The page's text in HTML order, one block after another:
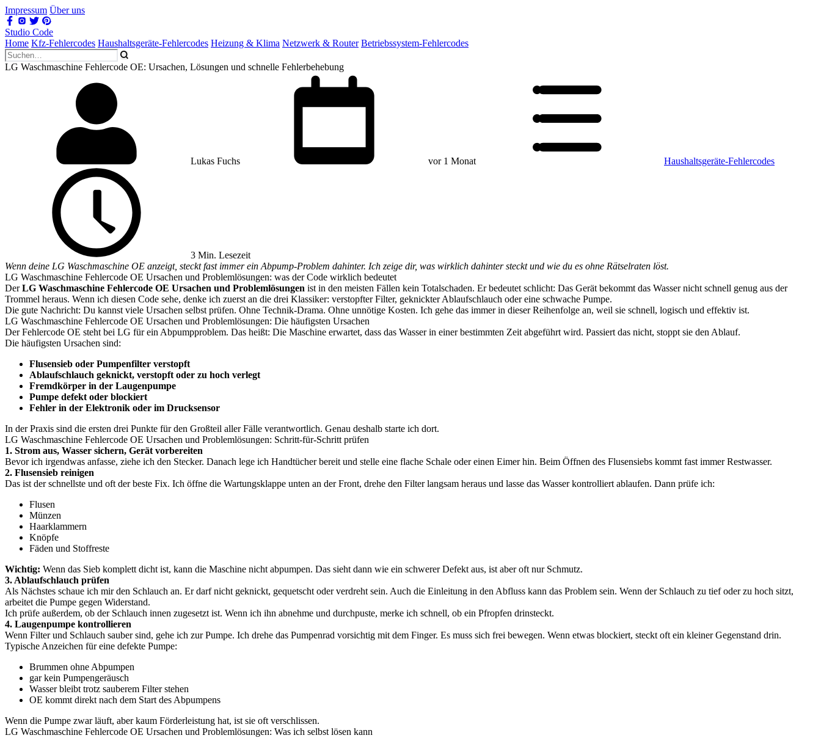
Impressum Über uns
Studio Code
Home Kfz-Fehlercodes Haushaltsgeräte-Fehlercodes Heizung & Klima Netzwerk & Router Betriebssystem-Fehlercodes
LG Waschmaschine Fehlercode OE: Ursachen, Lösungen und schnelle Fehlerbehebung
Lukas Fuchs vor 1 Monat Haushaltsgeräte-Fehlercodes
3 Min. Lesezeit
Wenn deine LG Waschmaschine OE anzeigt, steckt fast immer ein Abpump-Problem dahinter. Ich zeige dir, was wirklich dahinter steckt und wie du es ohne Rätselraten löst.
LG Waschmaschine Fehlercode OE Ursachen und Problemlösungen: was der Code wirklich bedeutet
DerLG Waschmaschine Fehlercode OE Ursachen und Problemlösungen ist in den meisten Fällen kein Totalschaden. Er bedeutet schlicht: Das Gerät bekommt das Wasser nicht schnell genug aus der
Trommel heraus. Wenn ich diesen Code sehe, denke ich zuerst an die drei Klassiker: verstopfter Filter, geknickter Ablaufschlauch oder eine schwache Pumpe.
Die gute Nachricht: Du kannst viele Ursachen selbst prüfen. Ohne Technik-Drama. Ohne unnötige Kosten. Ich gehe das immer in dieser Reihenfolge an, weil sie schnell, logisch und effektiv ist.
LG Waschmaschine Fehlercode OE Ursachen und Problemlösungen: Die häufigsten Ursachen
Der Fehlercode OE steht bei LG für ein Abpumpproblem. Das heißt: Die Maschine erwartet, dass das Wasser in einer bestimmten Zeit abgeführt wird. Passiert das nicht, stoppt sie den Ablauf.
Die häufigsten Ursachen sind:
Flusensieb oder Pumpenfilter verstopft
Ablaufschlauch geknickt, verstopft oder zu hoch verlegt
Fremdkörper in der Laugenpumpe
Pumpe defekt oder blockiert
Fehler in der Elektronik oder im Drucksensor
In der Praxis sind die ersten drei Punkte für den Großteil aller Fälle verantwortlich. Genau deshalb starte ich dort.
LG Waschmaschine Fehlercode OE Ursachen und Problemlösungen: Schritt-für-Schritt prüfen
1. Strom aus, Wasser sichern, Gerät vorbereiten
Bevor ich irgendwas anfasse, ziehe ich den Stecker. Danach lege ich Handtücher bereit und stelle eine flache Schale oder einen Eimer hin. Beim Öffnen des Flusensiebs kommt fast immer Restwasser.
2. Flusensieb reinigen
Das ist der schnellste und oft der beste Fix. Ich öffne die Wartungsklappe unten an der Front, drehe den Filter langsam heraus und lasse das Wasser kontrolliert ablaufen. Dann prüfe ich:
Flusen
Münzen
Haarklammern
Knöpfe
Fäden und Stoffreste
Wichtig: Wenn das Sieb komplett dicht ist, kann die Maschine nicht abpumpen. Das sieht dann wie ein schwerer Defekt aus, ist aber oft nur Schmutz.
3. Ablaufschlauch prüfen
Als Nächstes schaue ich mir den Schlauch an. Er darf nicht geknickt, gequetscht oder verdreht sein. Auch die Einleitung in den Abfluss kann das Problem sein. Wenn der Schlauch zu tief oder zu hoch sitzt,
arbeitet die Pumpe gegen Widerstand.
Ich prüfe außerdem, ob der Schlauch innen zugesetzt ist. Wenn ich ihn abnehme und durchpuste, merke ich schnell, ob ein Pfropfen drinsteckt.
4. Laugenpumpe kontrollieren
Wenn Filter und Schlauch sauber sind, gehe ich zur Pumpe. Ich drehe das Pumpenrad vorsichtig mit dem Finger. Es muss sich frei bewegen. Wenn etwas blockiert, steckt oft ein kleiner Gegenstand drin.
Typische Anzeichen für eine defekte Pumpe:
Brummen ohne Abpumpen
gar kein Pumpengeräusch
Wasser bleibt trotz sauberem Filter stehen
OE kommt direkt nach dem Start des Abpumpens
Wenn die Pumpe zwar läuft, aber kaum Förderleistung hat, ist sie oft verschlissen.
LG Waschmaschine Fehlercode OE Ursachen und Problemlösungen: Was ich selbst lösen kann